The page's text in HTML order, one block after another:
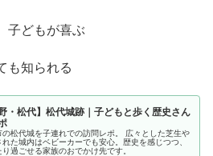
子どもが喜ぶ
も知られる
野・松代】松代城跡｜子どもと歩く歴史さん
の松代城を子連れでの訪問レポ。 広々とした芝生や
れた城内はベビーカーでも安心。歴史を感じつつ、
り過ごせる家族のおでかけ先です。